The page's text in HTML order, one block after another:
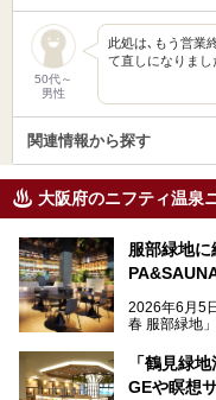
50代～
男性
此処は､もう営業
て直しになりまし
関連情報から探す
大阪府のニフティ温泉
服部緑地
2026年6月5
春 服部緑地
当初の計画
サウナ・岩
を融合した、
「鶴見緑
GEや瞑想